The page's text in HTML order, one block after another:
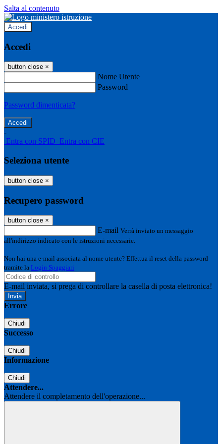
Salta al contenuto
Accedi
Accedi
button close ×
Nome Utente
Password
Password dimenticata?
-
Entra con SPID Entra con CIE
Seleziona utente
button close ×
Recupero password
button close ×
E-mail Verrà inviato un messaggio
all'indirizzo indicato con le istruzioni necessarie.
Non hai una e-mail associata al nome utente? Effettua il reset della password
tramite la Login Spaggiari
E-mail inviata, si prega di controllare la casella di posta elettronica!
Errore
Chiudi
Successo
Chiudi
Informazione
Chiudi
Attendere...
Attendere il completamento dell'operazione...